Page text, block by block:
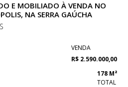
E MOBILIADO À VENDA NO
NA SERRA GAÚCHA
VENDA
R$ 2.590.000,00
178 M²
TOTAL